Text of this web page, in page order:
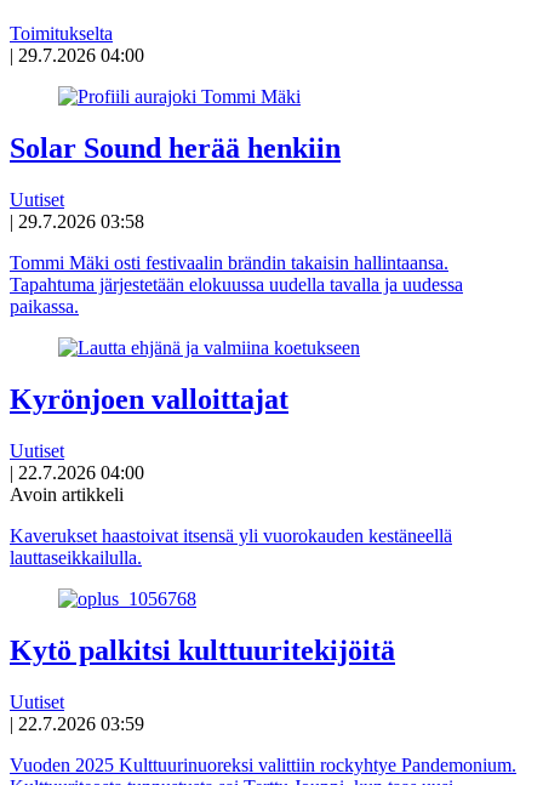
Toimitukselta
| 29.7.2026 04:00
Solar Sound herää henkiin
Uutiset
| 29.7.2026 03:58
Tommi Mäki osti festivaalin brändin takaisin hallintaansa.
Tapahtuma järjestetään elokuussa uudella tavalla ja uudessa
paikassa.
Kyrönjoen valloittajat
Uutiset
| 22.7.2026 04:00
Avoin artikkeli
Kaverukset haastoivat itsensä yli vuorokauden kestäneellä
lauttaseikkailulla.
Kytö palkitsi kulttuuritekijöitä
Uutiset
| 22.7.2026 03:59
Vuoden 2025 Kulttuurinuoreksi valittiin rockyhtye Pandemonium.